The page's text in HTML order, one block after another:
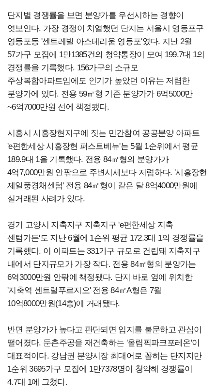
단지별 경쟁률을 보면 분양가를 우선시하는 경향이
엿보인다. 가장 경쟁이 치열했던 단지는 서울시 영등포구
영등포동 '센트레빌 아스테리움 영등포'였다. 지난 2월
57가구 모집에 1만1385건의 청약통장이 모여 199.7대 1의
경쟁률을 기록했다. 156가구의 소규모
주상복합아파트임에도 인기가 높았던 이유는 저렴한
분양가에 있다. 전용 59㎡형 기준 분양가가 6억5000만
~6억7000만원 선에 책정됐다.
시흥시 시흥장현지구에 짓는 민간참여 공공분양 아파트
'e편한세상 시흥장현 퍼스트베뉴'는 5월 1순위에서 평균
189.9대 1을 기록했다. 전용 84㎡형의 분양가가
4억7,000만원 안팎으로 주변시세보다 저렴하다. '시흥장현
제일풍경채센텀' 전용 84㎡형이 같은 달 8억4000만원에
실거래된 사례가 있다.
경기 고양시 지축지구 지축지구 'e편한세상 지축
센텀가든'도 지난 6월에 1순위 평균 172.3대 1의 경쟁률을
기록했다. 이 아파트는 331가구 규모로 건립돼 지축지구
내에서 단지규모가 가장 작다. 전용 84㎡형의 분양가는
6억3000만원 안팎에 책정됐다. 단지 바로 옆에 위치한
'지축역 센트럴푸르지오' 전용 84㎡A형은 7월
10억8000만원(14층)에 거래됐다.
반면 분양가가 높다고 판단되면 입지를 불문하고 관심이
떨어졌다. 둔촌주공을 재건축하는 '올림픽파크포레온'이
대표적이다. 강남권 분양시장 최대어로 꼽히는 단지지만
1순위 3695가구 모집에 1만7378명이 청약해 경쟁률이
4.7대 1에 그쳤다.